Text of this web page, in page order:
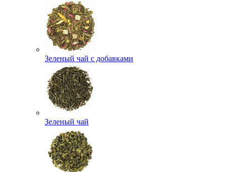
Зеленый чай с добавками
Зеленый чай